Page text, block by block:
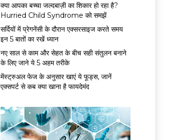
क्या आपका बच्चा जल्दबाज़ी का शिकार हो रहा है?
Hurried Child Syndrome को समझें
सर्द‍ियों में प्रेगनेंसी के दौरान एक्सरसाइज करते समय
इन 5 बातों का रखें ध्यान
नए साल से काम और सेहत के बीच सही संतुलन बनाने
के लिए जाने ये 5 अहम तरीके
मेंस्ट्रुअल फेज के अनुसार खाएं ये फूड्स, जानें
एक्सपर्ट से कब क्या खाना है फायदेमंद